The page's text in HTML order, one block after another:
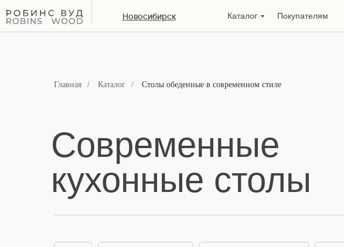
Покупателям
Каталог
Новосибирск
Главная / Каталог / Столы обеденные в современном стиле
Современные
кухонные столы